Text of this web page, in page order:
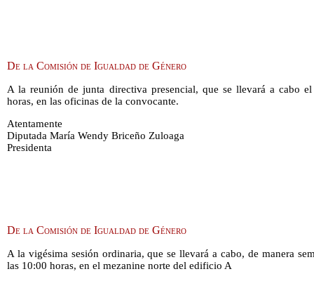
De la Comisión de Igualdad de Género
A la reunión de junta directiva presencial, que se llevará a cabo
horas, en las oficinas de la convocante.
Atentamente
Diputada María Wendy Briceño Zuloaga
Presidenta
De la Comisión de Igualdad de Género
A la vigésima sesión ordinaria, que se llevará a cabo, de manera
las 10:00 horas, en el mezanine norte del edificio A